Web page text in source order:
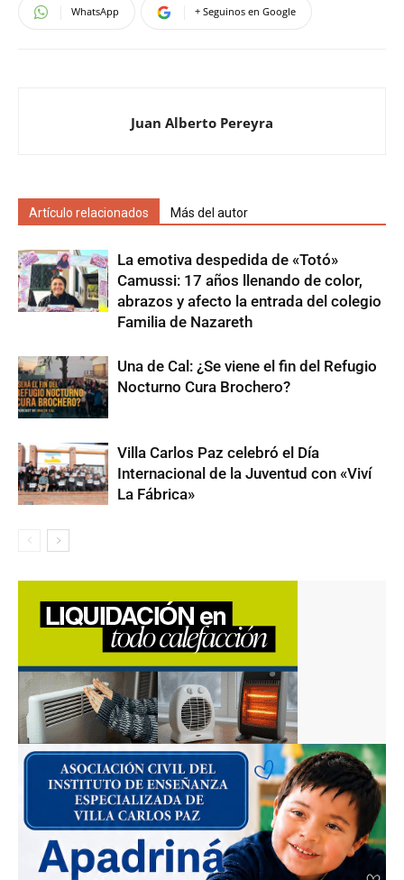
WhatsApp + Seguinos en Google
Juan Alberto Pereyra
Artículo relacionados Más del autor
La emotiva despedida de «Totó»
Camussi: 17 años llenando de color,
abrazos y afecto la entrada del colegio
Familia de Nazareth
Una de Cal: ¿Se viene el fin del Refugio
Nocturno Cura Brochero?
Villa Carlos Paz celebró el Día
Internacional de la Juventud con «Viví
La Fábrica»